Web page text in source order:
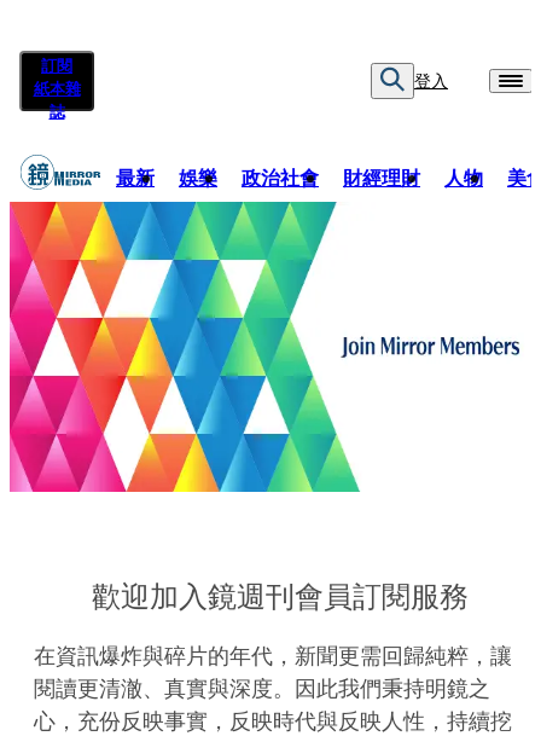
訂閱
紙本雜
誌
登入
最新 娛樂 政治社會 財經理財 人物 美
歡迎加入鏡週刊會員訂閱服務
在資訊爆炸與碎片的年代，新聞更需回歸純粹，讓
閱讀更清澈、真實與深度。因此我們秉持明鏡之
心，充份反映事實，反映時代與反映人性，持續挖